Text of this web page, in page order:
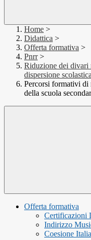
Home >
Didattica >
Offerta formativa >
Pnrr >
Riduzione dei divari
dispersione
Percorsi formativi di
della scuola
Offerta formativa
Certificazioni
Indirizzo
Coesione